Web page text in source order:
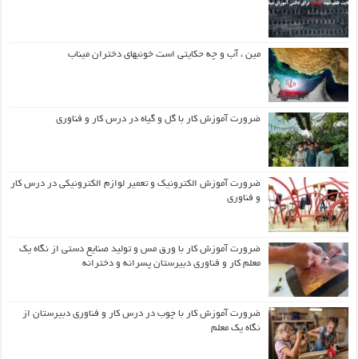
مین ، آب و چه حکایتی است خونبهای دختران میناب
ضرورت آموزش کار با گل و گیاه در درس کار و فناوری
ضرورت آموزش الکترونیک و تعمیر لوازم الکترونیکی در درس کار
و فناوری
ضرورت آموزش کار با ورق مس و تولید صنایع دستی از نگاه یک
معلم کار و فناوری دبیرستان پسرانه و دخترانه
ضرورت آموزش کار با چوب در درس کار و فناوری دبیرستان از
نگاه یک معلم